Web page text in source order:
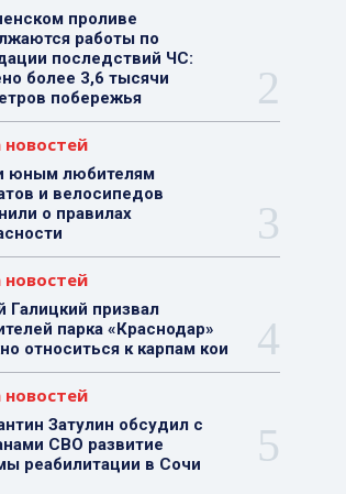
проливе
работы по
последствий ЧС:
более 3,6 тысячи
побережья
юным любителям
и велосипедов
о правилах
Галицкий призвал
парка «Краснодар»
относиться к карпам кои
Затулин обсудил с
СВО развитие
реабилитации в Сочи